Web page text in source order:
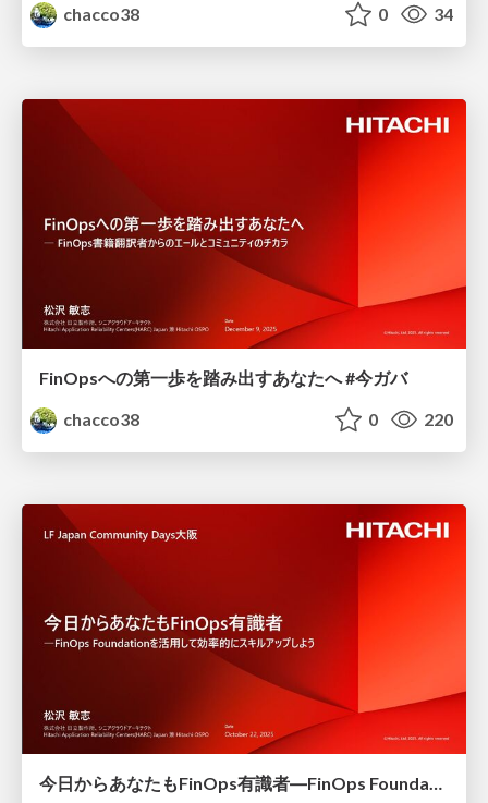
chacco38 0 34
FinOpsへの第一歩を踏み出すあなたへ #今ガバ
chacco38
0 220
今日からあなたもFinOps有識者―FinOps Foundationを活用して効率的にスキルアップしよう #LFJapanCommunityDays